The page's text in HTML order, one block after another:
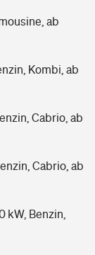
ab
Kombi, ab
Cabrio, ab
Cabrio, ab
kW, Benzin,